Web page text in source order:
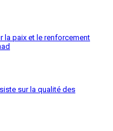
la paix et le renforcement
sur la qualité des